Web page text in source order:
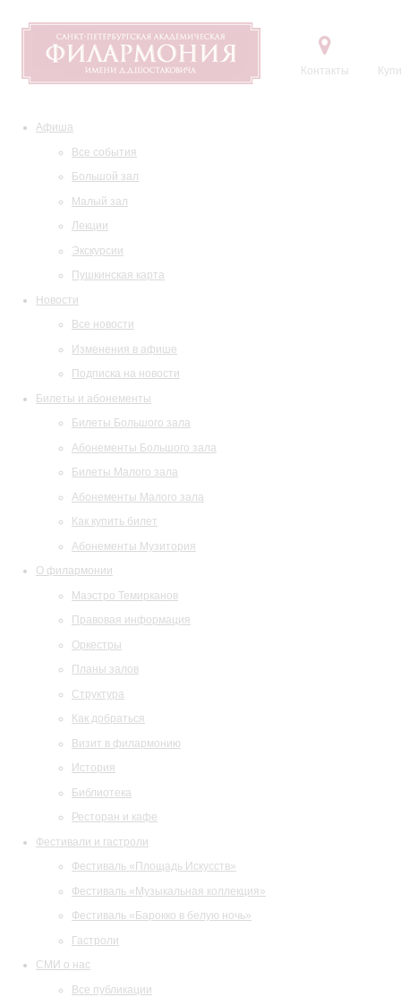
Контакты
Афиша
Все события
Большой зал
Малый зал
Лекции
Экскурсии
Пушкинская карта
Новости
Все новости
Изменения в афише
Подписка на новости
Билеты и абонементы
Билеты Большого зала
Абонементы Большого зала
Билеты Малого зала
Абонементы Малого зала
Как купить билет
Абонементы Музитория
О филармонии
Маэстро Темирканов
Правовая информация
Оркестры
Планы залов
Структура
Как добраться
Визит в филармонию
История
Библиотека
Ресторан и кафе
Фестивали и гастроли
Фестиваль «Площадь Искусств»
Фестиваль «Музыкальная коллекция»
Фестиваль «Барокко в белую ночь»
Гастроли
СМИ о нас
Все публикации